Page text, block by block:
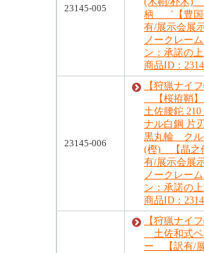
23145-005
柄 ゛【豊
有/展示会
ノークレー
ン：承諾の
商品ID：
23145-006
【狩猟ナイ
【桜拵鞘】
土佐腰鉈
ナル白鋼 片
黒丸輪 ク
(樫) 【晶之
有/展示会
ノークレー
ン：承諾の
商品ID：
【狩猟ナイ
土佐和式ベ
ー 【訳有/